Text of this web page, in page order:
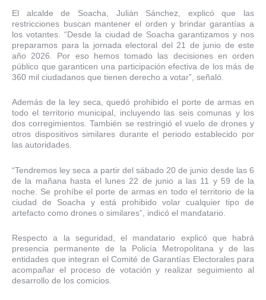
El alcalde de Soacha, Julián Sánchez, explicó que las
restricciones buscan mantener el orden y brindar garantías a
los votantes. “Desde la ciudad de Soacha garantizamos y nos
preparamos para la jornada electoral del 21 de junio de este
año 2026. Por eso hemos tomado las decisiones en orden
público que garanticen una participación efectiva de los más de
360 mil ciudadanos que tienen derecho a votar”, señaló.
Además de la ley seca, quedó prohibido el porte de armas en
todo el territorio municipal, incluyendo las seis comunas y los
dos corregimientos. También se restringió el vuelo de drones y
otros dispositivos similares durante el periodo establecido por
las autoridades.
“Tendremos ley seca a partir del sábado 20 de junio desde las 6
de la mañana hasta el lunes 22 de junio a las 11 y 59 de la
noche. Se prohíbe el porte de armas en todo el territorio de la
ciudad de Soacha y está prohibido volar cualquier tipo de
artefacto como drones o similares”, indicó el mandatario.
Respecto a la seguridad, el mandatario explicó que habrá
presencia permanente de la Policía Metropolitana y de las
entidades que integran el Comité de Garantías Electorales para
acompañar el proceso de votación y realizar seguimiento al
desarrollo de los comicios.